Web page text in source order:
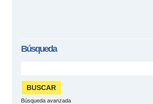
Búsqueda
Búsqueda avanzada